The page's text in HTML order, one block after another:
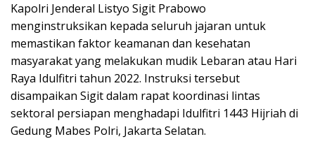
Kapolri Jenderal Listyo Sigit Prabowo
menginstruksikan kepada seluruh jajaran untuk
memastikan faktor keamanan dan kesehatan
masyarakat yang melakukan mudik Lebaran atau Hari
Raya Idulfitri tahun 2022. Instruksi tersebut
disampaikan Sigit dalam rapat koordinasi lintas
sektoral persiapan menghadapi Idulfitri 1443 Hijriah di
Gedung Mabes Polri, Jakarta Selatan.